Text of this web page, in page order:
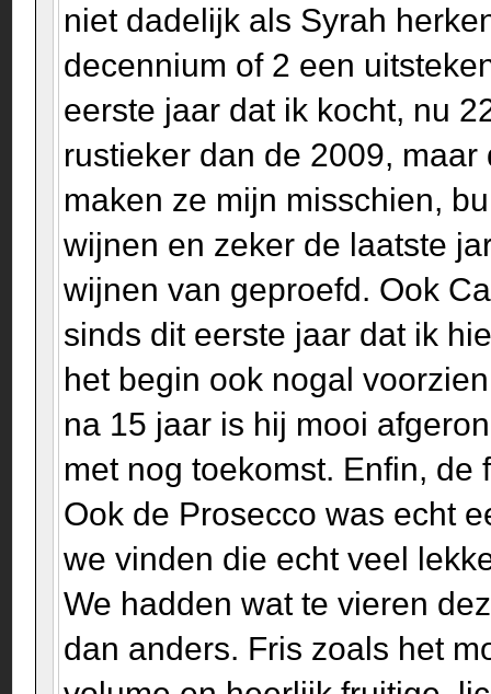
niet dadelijk als Syrah
decennium of 2 een
eerste jaar dat ik kocht, nu
rustieker dan de 2009,
maken ze mijn misschien,
wijnen en zeker de laatste
wijnen van geproefd. Ook
sinds dit eerste jaar dat ik
het begin ook nogal
na 15 jaar is hij mooi
met nog toekomst. Enfin,
Ook de Prosecco was echt
we vinden die echt veel
We hadden wat te vieren
dan anders. Fris zoals het